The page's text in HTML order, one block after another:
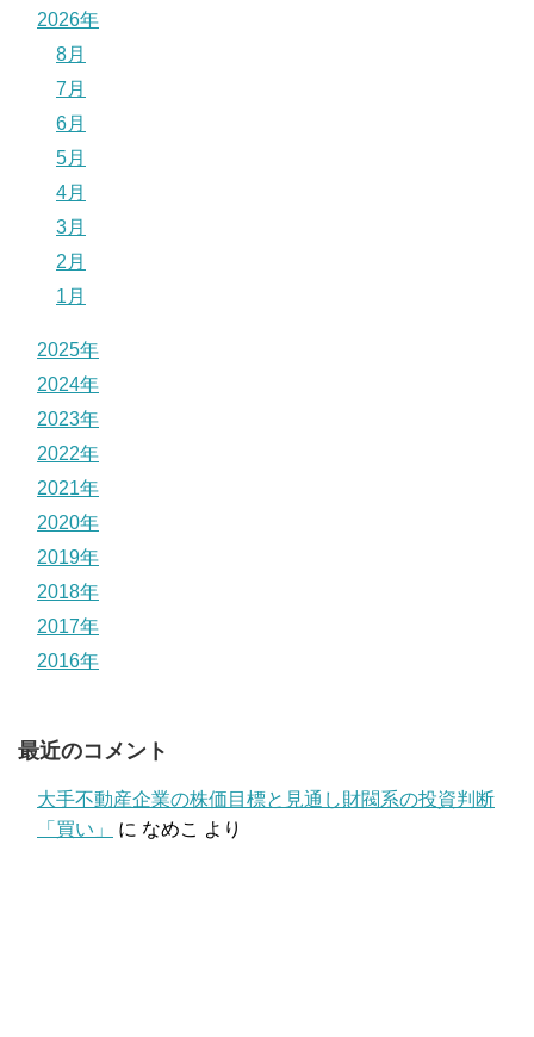
2026年
8月
7月
6月
5月
4月
3月
2月
1月
2025年
2024年
2023年
2022年
2021年
2020年
2019年
2018年
2017年
2016年
最近のコメント
大手不動産企業の株価目標と見通し財閥系の投資判断
「買い」
に なめこ より